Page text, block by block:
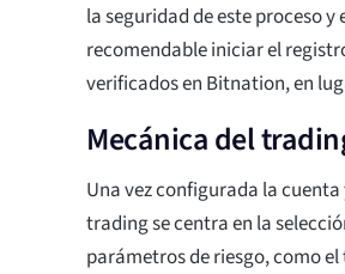
la seguridad de este proceso
recomendable iniciar el
verificados en Bitnation, en
Mecánica del
Una vez configurada la
trading se centra en la
parámetros de riesgo, como